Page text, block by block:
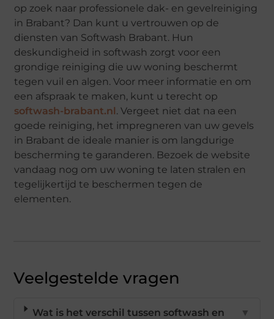
op zoek naar professionele dak- en gevelreiniging
in Brabant? Dan kunt u vertrouwen op de
diensten van Softwash Brabant. Hun
deskundigheid in softwash zorgt voor een
grondige reiniging die uw woning beschermt
tegen vuil en algen. Voor meer informatie en om
een afspraak te maken, kunt u terecht op
softwash-brabant.nl. Vergeet niet dat na een
goede reiniging, het impregneren van uw gevels
in Brabant de ideale manier is om langdurige
bescherming te garanderen. Bezoek de website
vandaag nog om uw woning te laten stralen en
tegelijkertijd te beschermen tegen de
elementen.
Veelgestelde vragen
Wat is het verschil tussen softwash en
▼